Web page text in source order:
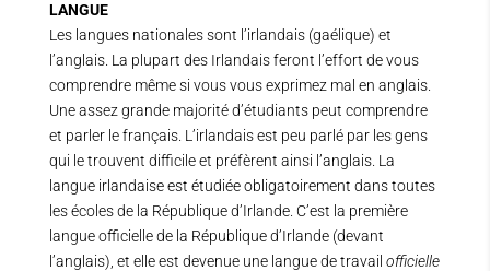
LANGUE
Les langues nationales sont l’irlandais (gaélique) et
l’anglais. La plupart des Irlandais feront l’effort de vous
comprendre même si vous vous exprimez mal en anglais.
Une assez grande majorité d’étudiants peut comprendre
et parler le français. L’irlandais est peu parlé par les gens
qui le trouvent difficile et préfèrent ainsi l’anglais. La
langue irlandaise est étudiée obligatoirement dans toutes
les écoles de la République d’Irlande. C’est la première
langue officielle de la République d’Irlande (devant
l’anglais), et elle est devenue une langue de travail officielle